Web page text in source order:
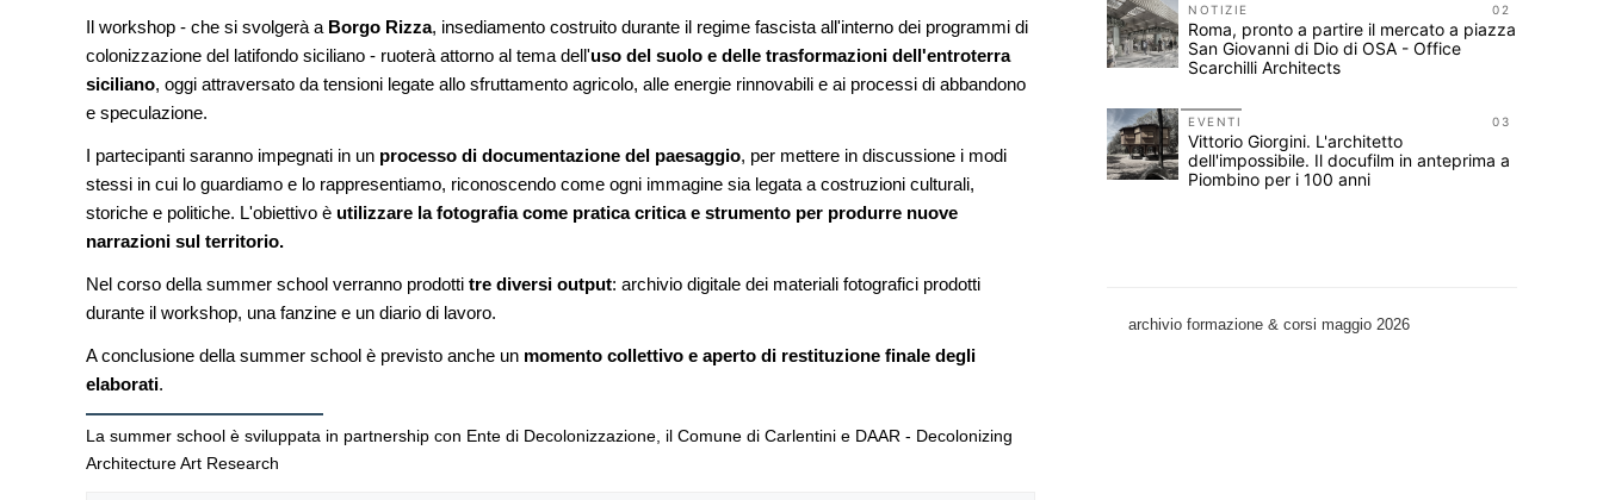
Il workshop - che si svolgerà a Borgo Rizza, insediamento costruito durante il regime fascista all'interno dei programmi di
colonizzazione del latifondo siciliano - ruoterà attorno al tema dell'uso del suolo e delle trasformazioni dell'entroterra
siciliano, oggi attraversato da tensioni legate allo sfruttamento agricolo, alle energie rinnovabili e ai processi di abbandono
e speculazione.
I partecipanti saranno impegnati in un processo di documentazione del paesaggio, per mettere in discussione i modi
stessi in cui lo guardiamo e lo rappresentiamo, riconoscendo come ogni immagine sia legata a costruzioni culturali,
storiche e politiche. L'obiettivo è utilizzare la fotografia come pratica critica e strumento per produrre nuove
narrazioni sul territorio.
Nel corso della summer school verranno prodotti tre diversi output: archivio digitale dei materiali fotografici prodotti
durante il workshop, una fanzine e un diario di lavoro.
A conclusione della summer school è previsto anche un momento collettivo e aperto di restituzione finale degli
elaborati.
La summer school è sviluppata in partnership con Ente di Decolonizzazione, il Comune di Carlentini e DAAR - Decolonizing
Architecture Art Research
Tashkent modernista è sito Unesco: dieci
architetture nella World Heritage List
dell'acqua e resilienza climatica
polifunzionale di BolognaFiere firmato
Mario Cucinella Architects
02
NOTIZIE
Roma, pronto a partire il mercato a piazza
San Giovanni di Dio di OSA - Office
Scarchilli Architects
03
EVENTI
Vittorio Giorgini. L'architetto
dell'impossibile. Il docufilm in anteprima a
Piombino per i 100 anni
archivio formazione & corsi maggio 2026